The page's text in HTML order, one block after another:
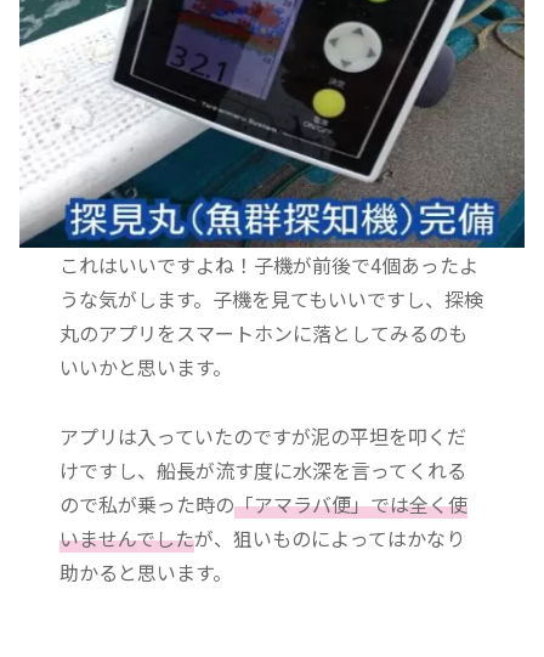
これはいいですよね！子機が前後で4個あったよ
うな気がします。子機を見てもいいですし、探検
丸のアプリをスマートホンに落としてみるのも
いいかと思います。
アプリは入っていたのですが泥の平坦を叩くだ
けですし、船長が流す度に水深を言ってくれる
ので私が乗った時の「アマラバ便」では全く使
いませんでしたが、狙いものによってはかなり
助かると思います。